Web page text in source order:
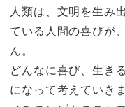
人類は、文明を生み
ている人間の喜びが
ん。
どんなに喜び、生き
になって考えていき